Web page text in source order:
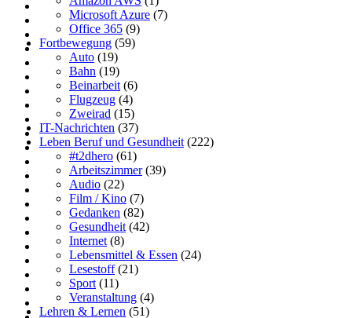
Microsoft Azure (7)
Office 365 (9)
Fortbewegung (59)
Auto (19)
Bahn (19)
Beinarbeit (6)
Flugzeug (4)
Zweirad (15)
IT-Nachrichten (37)
Leben Beruf und Gesundheit (222)
#t2dhero (61)
Arbeitszimmer(39)
Audio (22)
Film / Kino (7)
Gedanken (82)
Gesundheit (42)
Internet (8)
Lebensmittel & Essen (24)
Lesestoff(21)
Sport (11)
Veranstaltung (4)
Lehren & Lernen (51)